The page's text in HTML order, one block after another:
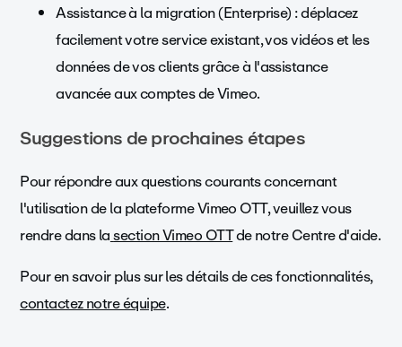
Assistance à la migration (Enterprise) : déplacez
facilement votre service existant, vos vidéos et les
données de vos clients grâce à l'assistance
avancée aux comptes de Vimeo.
Suggestions de prochaines étapes
Pour répondre aux questions courants concernant
l'utilisation de la plateforme Vimeo OTT, veuillez vous
rendre dans lasection Vimeo OTTde notre Centre d'aide.
Pour en savoir plus sur les détails de ces fonctionnalités,
contactez notre équipe.